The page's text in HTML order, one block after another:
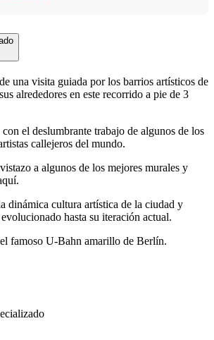
una visita guiada por los barrios artísticos de
alrededores en este recorrido a pie de 3
el deslumbrante trabajo de algunos de los
callejeros del mundo.
a algunos de los mejores murales y
dinámica cultura artística de la ciudad y
hasta su iteración actual.
famoso U-Bahn amarillo de Berlín.